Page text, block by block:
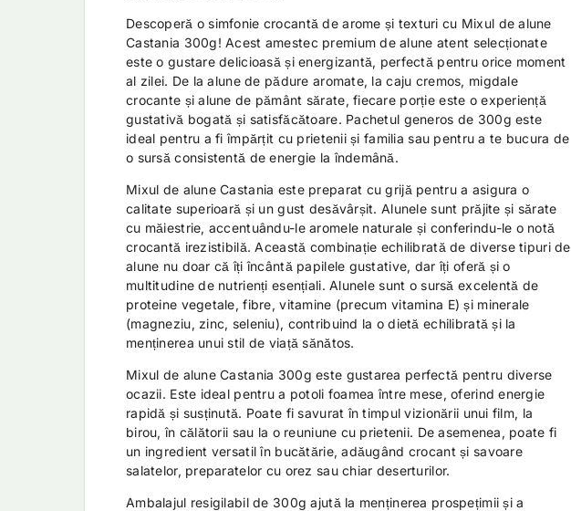
Descoperă o simfonie crocantă de arome și texturi cu Mixul de alune
Castania 300g! Acest amestec premium de alune atent selecționate
este o gustare delicioasă și energizantă, perfectă pentru orice moment
al zilei. De la alune de pădure aromate, la caju cremos, migdale
crocante și alune de pământ sărate, fiecare porție este o experiență
gustativă bogată și satisfăcătoare. Pachetul generos de 300g este
ideal pentru a fi împărțit cu prietenii și familia sau pentru a te bucura de
o sursă consistentă de energie la îndemână.
Mixul de alune Castania este preparat cu grijă pentru a asigura o
calitate superioară și un gust desăvârșit. Alunele sunt prăjite și sărate
cu măiestrie, accentuându-le aromele naturale și conferindu-le o notă
crocantă irezistibilă. Această combinație echilibrată de diverse tipuri de
alune nu doar că îți încântă papilele gustative, dar îți oferă și o
multitudine de nutrienți esențiali. Alunele sunt o sursă excelentă de
proteine vegetale, fibre, vitamine (precum vitamina E) și minerale
(magneziu, zinc, seleniu), contribuind la o dietă echilibrată și la
menținerea unui stil de viață sănătos.
Mixul de alune Castania 300g este gustarea perfectă pentru diverse
ocazii. Este ideal pentru a potoli foamea între mese, oferind energie
rapidă și susținută. Poate fi savurat în timpul vizionării unui film, la
birou, în călătorii sau la o reuniune cu prietenii. De asemenea, poate fi
un ingredient versatil în bucătărie, adăugând crocant și savoare
salatelor, preparatelor cu orez sau chiar deserturilor.
Ambalajul resigilabil de 300g ajută la menținerea prospețimii și a